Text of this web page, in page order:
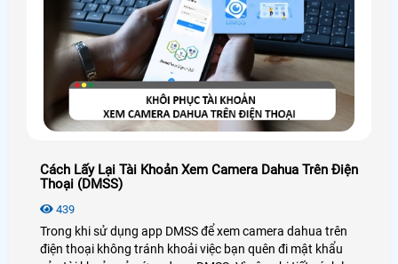
Cách Lấy Lại Tài Khoản Xem Camera Dahua Trên Điện
Thoại (DMSS)
439
Trong khi sử dụng app DMSS để xem camera dahua trên
điện thoại không tránh khoải việc bạn quên đi mật khẩu